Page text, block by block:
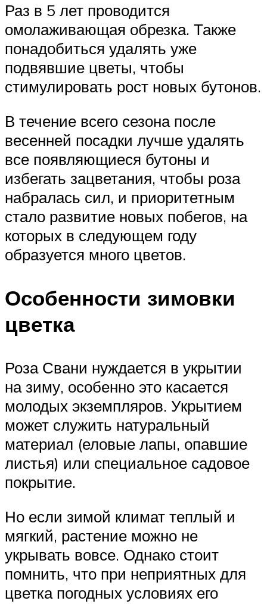
Раз в 5 лет проводится
омолаживающая обрезка. Также
понадобиться удалять уже
подвявшие цветы, чтобы
стимулировать рост новых бутонов.
В течение всего сезона после
весенней посадки лучше удалять
все появляющиеся бутоны и
избегать зацветания, чтобы роза
набралась сил, и приоритетным
стало развитие новых побегов, на
которых в следующем году
образуется много цветов.
Особенности зимовки
цветка
Роза Свани нуждается в укрытии
на зиму, особенно это касается
молодых экземпляров. Укрытием
может служить натуральный
материал (еловые лапы, опавшие
листья) или специальное садовое
покрытие.
Но если зимой климат теплый и
мягкий, растение можно не
укрывать вовсе. Однако стоит
помнить, что при неприятных для
цветка погодных условиях его